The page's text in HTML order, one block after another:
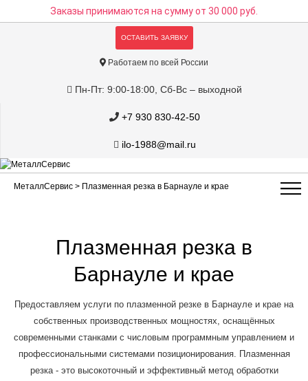
Заказы принимаются на суммуот 30 000 руб.
ОСТАВИТЬ ЗАЯВКУ
Работаем по всей России
Пн-Пт: 9:00-18:00, Сб-Вс – выходной
+7 930 830-42-50
ilo-1988@mail.ru
МеталлСервис > Плазменная резка в Барнауле и крае
Плазменная резка в
Барнауле и крае
Предоставляем услуги по плазменной резке в Барнауле и крае на
собственных производственных мощностях, оснащённых
современными станками с числовым программным управлением и
профессиональными системами позиционирования. Плазменная
резка - это высокоточный и эффективный метод обработки